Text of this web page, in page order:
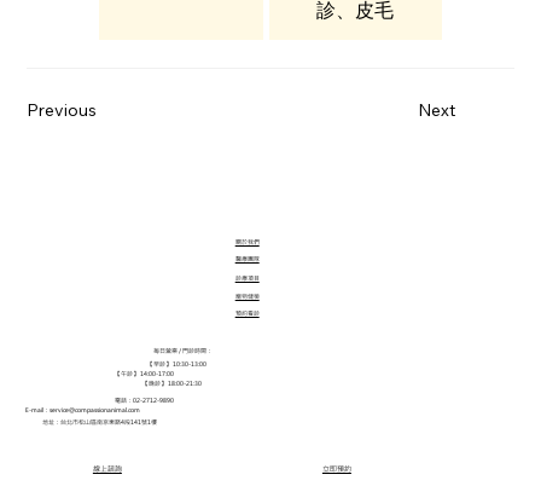
(MCHC)、血小板
診、皮毛
Previous Next
關於我們
醫療團隊
診療項目
寵物健檢
預約看診
每日營業 / 門診時間：
【早診】 10:30-13:00
【午診】 14:00-17:00
【晚診】 18:00-21:30
電話：02-2712-9890
E-mail：service@compassionanimal.com
地址：台北市松山區南京東路4段141號1樓
線上諮詢 立即預約